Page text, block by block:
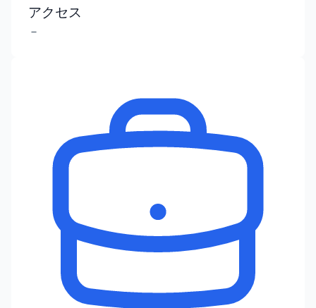
アクセス
－